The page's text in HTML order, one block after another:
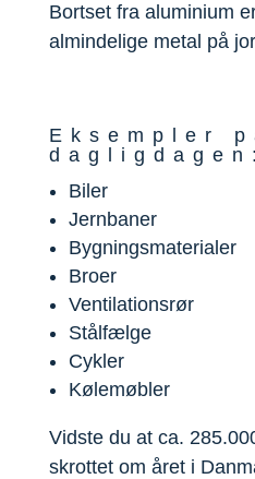
Bortset fra aluminium
almindelige metal på
Eksempler
dagligdagen:
Biler
Jernbaner
Bygningsmaterialer
Broer
Ventilationsrør
Stålfælge
Cykler
Kølemøbler
Vidste du at ca.
skrottet om året i